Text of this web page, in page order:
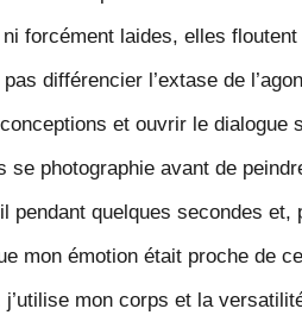
forcément laides, elles floutent
différencier l’extase de
et ouvrir le dialogue
se photographie avant de
pendant quelques secondes et,
mon émotion était proche de
mon corps et la